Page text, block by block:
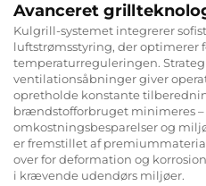
Avanceret
Kulgrill-systemet integrerer
luftstrømsstyring, der
temperaturreguleringen.
ventilationsåbninger giver
opretholde konstante
brændstofforbruget minimeres
omkostningsbesparelser og
er fremstillet af
over for deformation og
i krævende udendørs miljøer.